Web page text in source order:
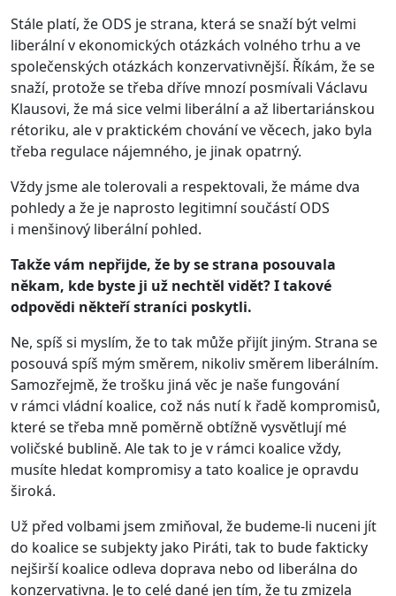
Stále platí, že ODS je strana, která se snaží být velmi
liberální v ekonomických otázkách volného trhu a ve
společenských otázkách konzervativnější. Říkám, že se
snaží, protože se třeba dříve mnozí posmívali Václavu
Klausovi, že má sice velmi liberální a až libertariánskou
rétoriku, ale v praktickém chování ve věcech, jako byla
třeba regulace nájemného, je jinak opatrný.
Vždy jsme ale tolerovali a respektovali, že máme dva
pohledy a že je naprosto legitimní součástí ODS
i menšinový liberální pohled.
Takže vám nepřijde, že by se strana posouvala
někam, kde byste ji už nechtěl vidět? I takové
odpovědi někteří straníci poskytli.
Ne, spíš si myslím, že to tak může přijít jiným. Strana se
posouvá spíš mým směrem, nikoliv směrem liberálním.
Samozřejmě, že trošku jiná věc je naše fungování
v rámci vládní koalice, což nás nutí k řadě kompromisů,
které se třeba mně poměrně obtížně vysvětlují mé
voličské bublině. Ale tak to je v rámci koalice vždy,
musíte hledat kompromisy a tato koalice je opravdu
široká.
Už před volbami jsem zmiňoval, že budeme-li nuceni jít
do koalice se subjekty jako Piráti, tak to bude fakticky
nejširší koalice odleva doprava nebo od liberálna do
konzervativna. Je to celé dané jen tím, že tu zmizela